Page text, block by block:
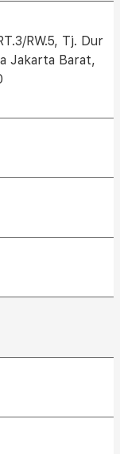
RW.5, Tj. Dur
Jakarta Barat,